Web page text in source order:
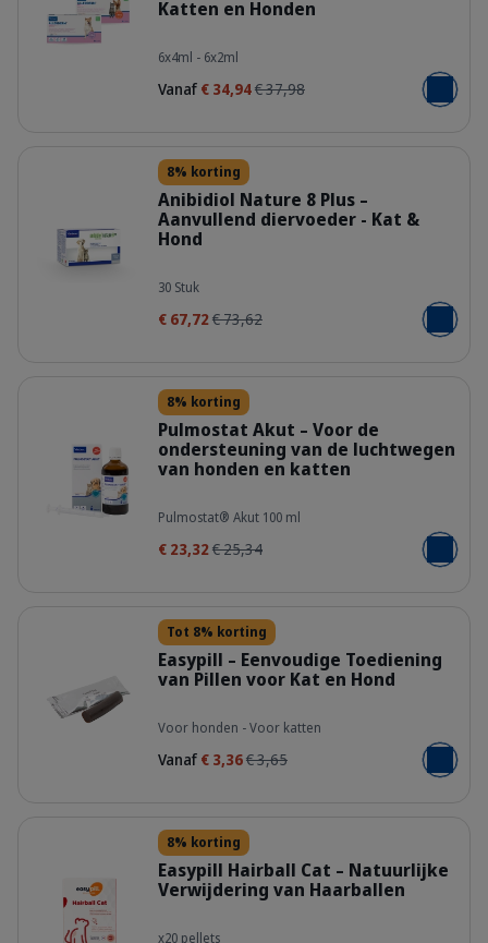
Katten en Honden
6x4ml - 6x2ml
Vanaf € 34,94€ 37,98 Voeg
8% korting
Anibidiol Nature 8 Plus –
Aanvullend diervoeder - Kat &
Hond
30 Stuk
€ 67,72€ 73,62 Voeg
8% korting
Pulmostat Akut – Voor de
ondersteuning van de luchtwegen
van honden en katten
Pulmostat® Akut 100 ml
€ 23,32€ 25,34 Voeg
Tot 8% korting
Easypill – Eenvoudige Toediening
van Pillen voor Kat en Hond
Voor honden - Voor katten
Vanaf € 3,36€ 3,65 Voeg
8% korting
Easypill Hairball Cat – Natuurlijke
Verwijdering van Haarballen
x20 pellets